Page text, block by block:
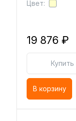
Цвет:
19 876 ₽
Купить
В корзину